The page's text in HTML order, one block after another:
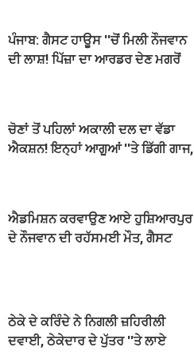
ਪੰਜਾਬ: ਗੈਸਟ ਹਾਊਸ ''ਚੋਂ ਮਿਲੀ ਨੌਜਵਾਨ
ਦੀ ਲਾਸ਼! ਪਿੱਜ਼ਾ ਦਾ ਆਰਡਰ ਦੇਣ ਮਗਰੋਂ
ਚੋਣਾਂ ਤੋਂ ਪਹਿਲਾਂ ਅਕਾਲੀ ਦਲ ਦਾ ਵੱਡਾ
ਐਕਸ਼ਨ! ਇਨ੍ਹਾਂ ਆਗੂਆਂ ''ਤੇ ਡਿੱਗੀ ਗਾਜ,
ਐਡਮਿਸ਼ਨ ਕਰਵਾਉਣ ਆਏ ਹੁਸ਼ਿਆਰਪੁਰ
ਦੇ ਨੌਜਵਾਨ ਦੀ ਰਹੱਸਮਈ ਮੌਤ, ਗੈਸਟ
ਠੇਕੇ ਦੇ ਕਰਿੰਦੇ ਨੇ ਨਿਗਲੀ ਜ਼ਹਿਰੀਲੀ
ਦਵਾਈ, ਠੇਕੇਦਾਰ ਦੇ ਪੁੱਤਰ ''ਤੇ ਲਾਏ